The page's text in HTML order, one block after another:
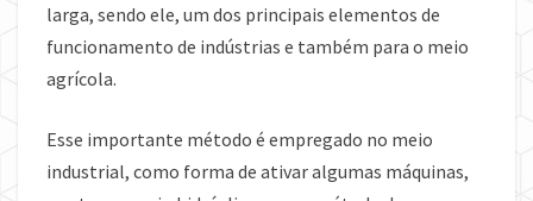
larga, sendo ele, um dos principais elementos de
funcionamento de indústrias e também para o meio
agrícola.
Esse importante método é empregado no meio
industrial, como forma de ativar algumas máquinas,